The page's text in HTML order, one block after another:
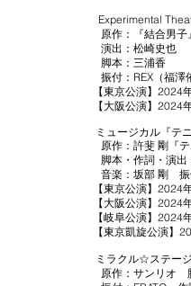
Experimental
原作：『結合男子
演出：松崎史也
脚本：三浦香
振付：REX（福澤
【東京公演】2024
【大阪公演】2024
ミュージカル『テ
原作：許斐 剛『
脚本・作詞・演出
音楽：坂部 剛 振
【東京公演】2024
【大阪公演】2024
【岐阜公演】2024
【東京凱旋公演】
ミラクル☆ステー
原作：サンリオ